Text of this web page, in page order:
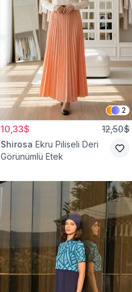
2
10,33$ 12,50$
Shirosa Ekru Piliseli Deri
Görünümlü Etek